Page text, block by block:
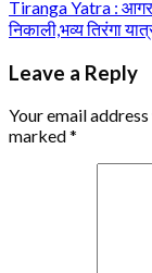
navigation
Tiranga Yatra :
निकाली,भव्य तिरंगा
Leave a Reply
Your email
marked*